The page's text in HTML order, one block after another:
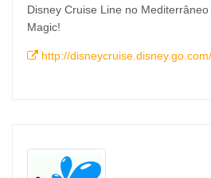
Disney Cruise Line no
Magic!
http://disneycruise.disney.go.com/